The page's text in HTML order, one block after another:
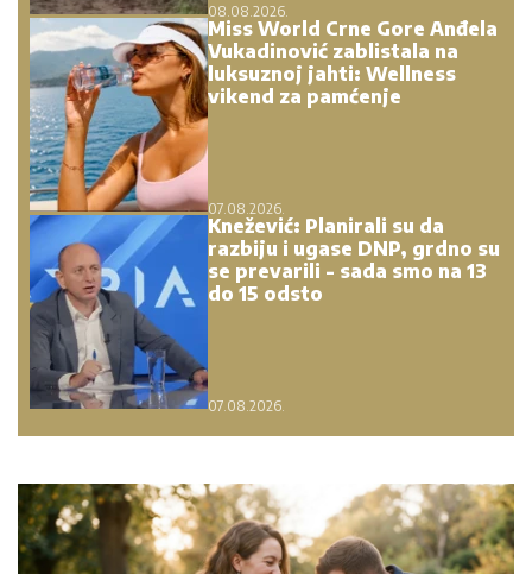
08.08.2026.
Miss World Crne Gore Anđela
Vukadinović zablistala na
luksuznoj jahti: Wellness
vikend za pamćenje
07.08.2026.
Knežević: Planirali su da
razbiju i ugase DNP, grdno su
se prevarili - sada smo na 13
do 15 odsto
07.08.2026.